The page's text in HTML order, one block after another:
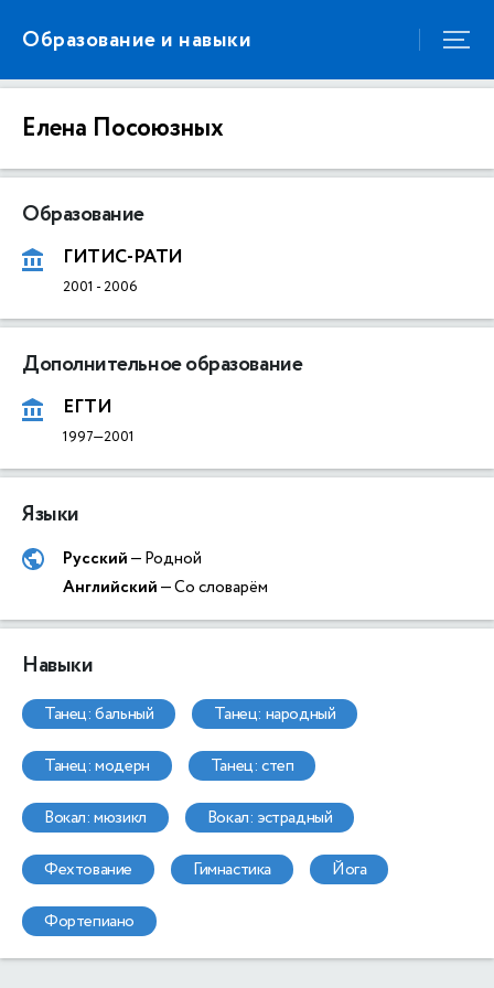
Образование и навыки
Елена Посоюзных
Образование
ГИТИС-РАТИ
2001 -2006
Дополнительное образование
ЕГТИ
1997—2001
Языки
Русский— Родной
Английский— Со словарём
Навыки
танец: бальный танец: народный
танец: модерн танец: степ
вокал: мюзикл вокал: эстрадный
фехтование гимнастика йога
фортепиано